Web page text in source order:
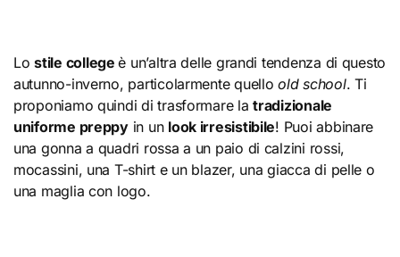
Lostile collegeè un’altra delle grandi tendenza di questo
autunno-inverno, particolarmente quelloold school. Ti
proponiamo quindi di trasformare latradizionale
uniforme preppyin un look irresistibile! Puoi abbinare
una gonna a quadri rossa a un paio di calzini rossi,
mocassini, una T-shirt e un blazer, una giacca di pelle o
una maglia con logo.